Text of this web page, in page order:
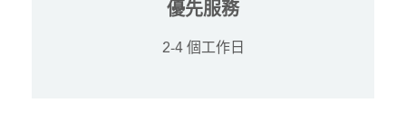
優先服務
2-4 個工作日